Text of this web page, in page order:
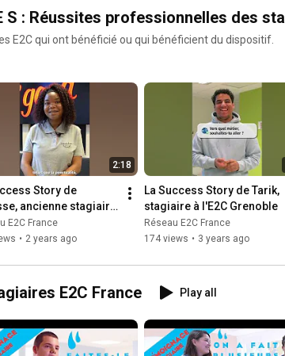
S - S T O R I E S : Réussites professionnelles
E2C qui ont bénéficié ou qui bénéficient du dispositif.
2:18
Story de
ancienne stagiaire
polyvalente à
E2C France
• 2 years ago
La Success Story de Tarik,
stagiaire à l'E2C Grenoble
Réseau E2C France
174 views • 3 years ago
O I G N A G E S : Stagiaires E2C France Play all